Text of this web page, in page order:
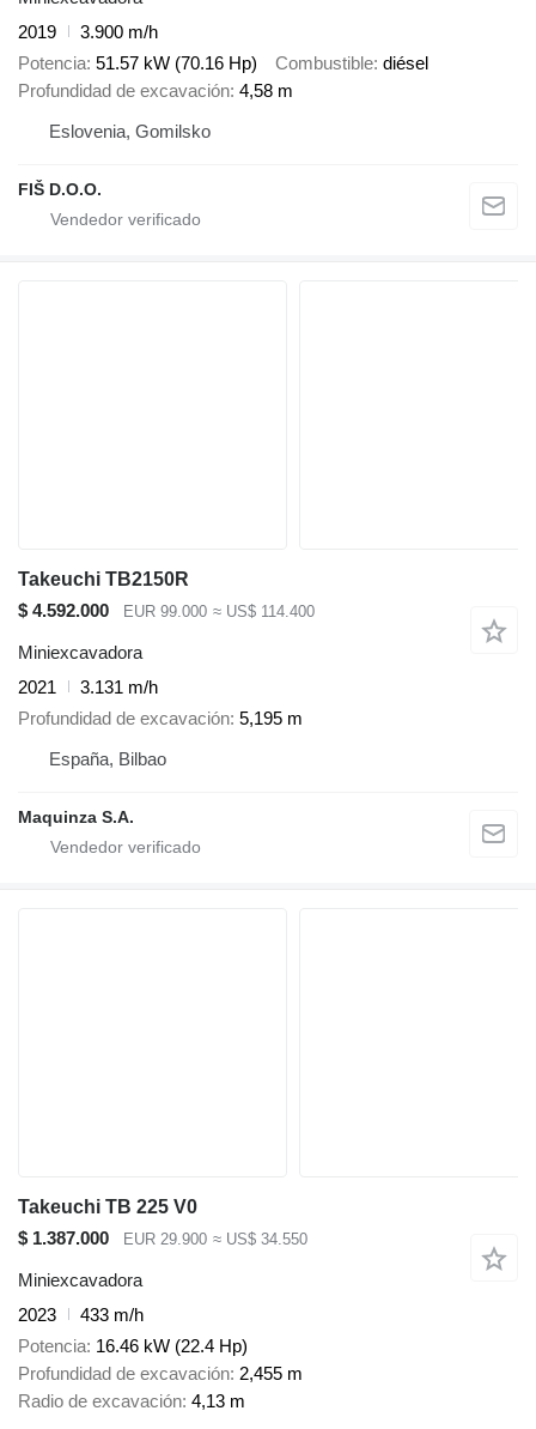
2019
3.900 m/h
Potencia 51.57 kW (70.16 Hp) Combustible diésel
Profundidad de excavación 4,58 m
Eslovenia, Gomilsko
FIŠ D.O.O.
Takeuchi TB2150R
$ 4.592.000
EUR 99.000 ≈ US$ 114.400
Miniexcavadora
2021
3.131 m/h
Profundidad de excavación 5,195 m
España, Bilbao
Maquinza S.A.
Takeuchi TB 225 V0
$ 1.387.000
EUR 29.900 ≈ US$ 34.550
Miniexcavadora
2023
433 m/h
Potencia 16.46 kW (22.4 Hp)
Profundidad de excavación 2,455 m
Radio de excavación 4,13 m